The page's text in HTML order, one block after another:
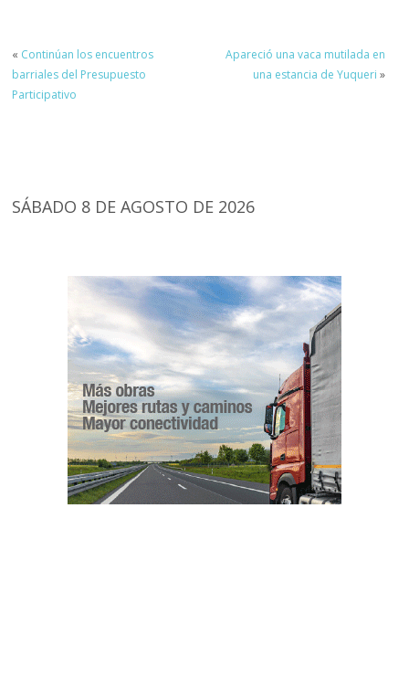
« Continúan los encuentros
barriales del Presupuesto
Participativo
Apareció una vaca mutilada en
una estancia de Yuqueri »
SÁBADO 8 DE AGOSTO DE 2026